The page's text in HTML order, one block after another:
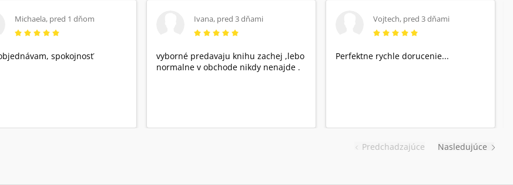
Predchadzajúce
Michaela, pred 1 dňom
spokojnosť
Ivana, pred 3 dňami
vyborné predavaju knihu zachej ,lebo
normalne v obchode nikdy nenajde .
Vojtech, pred 3 dňami
Perfektne rychle dorucenie...
Nasledujúce